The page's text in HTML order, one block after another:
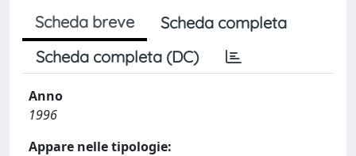
Scheda breve
Scheda completa
Scheda completa (DC)
Anno
1996
Appare nelle tipologie: